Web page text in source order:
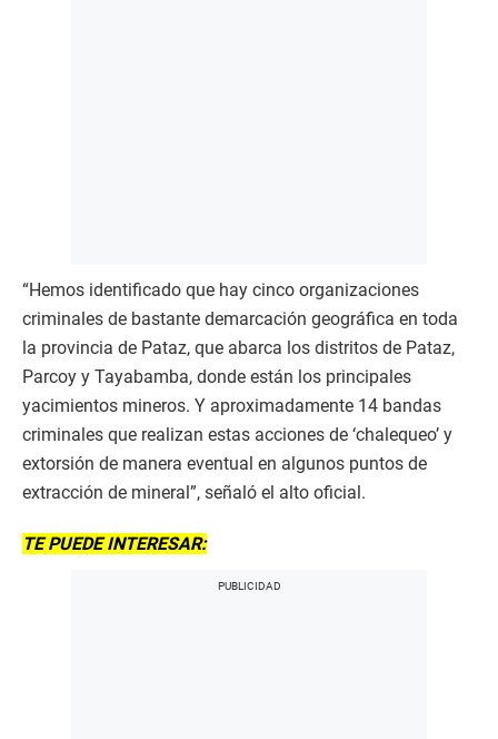
“Hemos identificado que hay cinco organizaciones
criminales de bastante demarcación geográfica en toda
la provincia de Pataz, que abarca los distritos de Pataz,
Parcoy y Tayabamba, donde están los principales
yacimientos mineros. Y aproximadamente 14 bandas
criminales que realizan estas acciones de ‘chalequeo’ y
extorsión de manera eventual en algunos puntos de
extracción de mineral”, señaló el alto oficial.
TE PUEDE INTERESAR: